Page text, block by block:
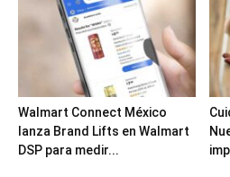
Walmart Connect México
lanza Brand Lifts en Walmart
DSP para medir...